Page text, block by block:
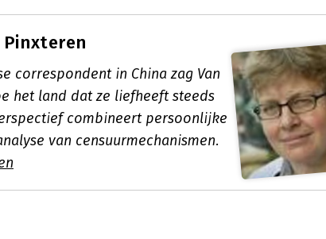
Pinxteren
correspondent in China zag Van
het land dat ze liefheeft steeds
combineert persoonlijke
van censuurmechanismen.